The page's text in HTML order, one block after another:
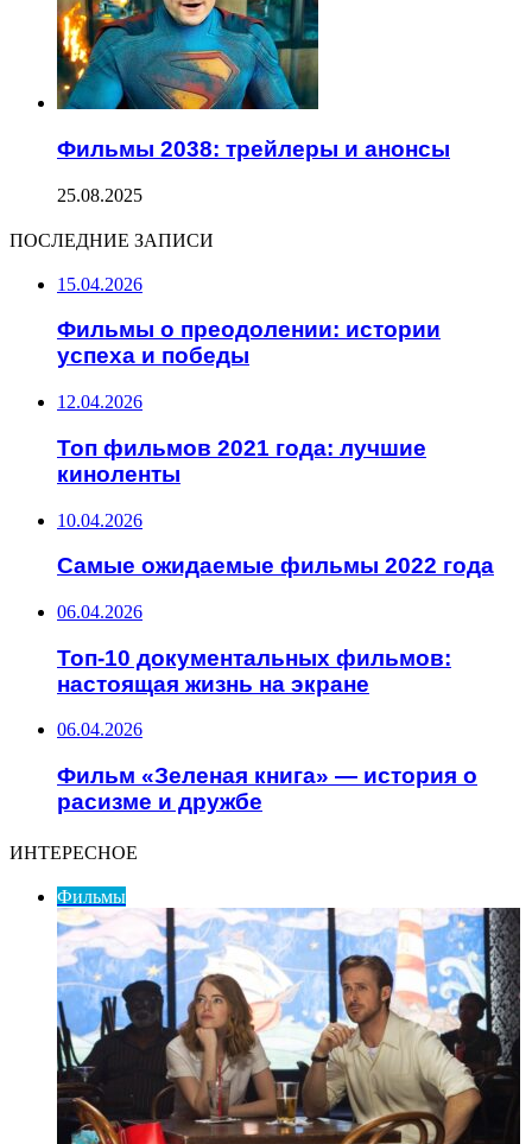
Фильмы 2038: трейлеры и анонсы
25.08.2025
ПОСЛЕДНИЕ ЗАПИСИ
15.04.2026
Фильмы о преодолении: истории
успеха и победы
12.04.2026
Топ фильмов 2021 года: лучшие
киноленты
10.04.2026
Самые ожидаемые фильмы 2022 года
06.04.2026
Топ-10 документальных фильмов:
настоящая жизнь на экране
06.04.2026
Фильм «Зеленая книга» — история о
расизме и дружбе
ИНТЕРЕСНОЕ
Фильмы